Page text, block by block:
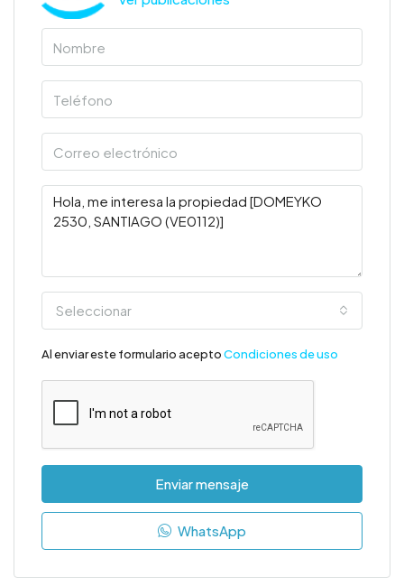
Seleccionar
Al enviar este formulario aceptoCondiciones de uso
Enviar mensaje
WhatsApp